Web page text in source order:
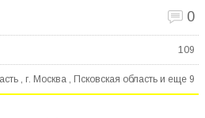
0
109
, г. Москва , Псковская область и еще 9